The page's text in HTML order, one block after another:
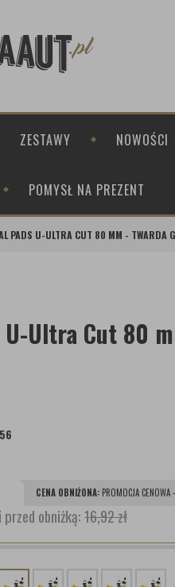
ZESTAWY NOWOŚCI
POMYSŁ NA PREZENT
PADS U-ULTRA CUT 80 MM - TWARDA
U-Ultra Cut 80
CENA OBNIŻONA: PROMOCJA CENOWA -
obniżką:16,92 zł